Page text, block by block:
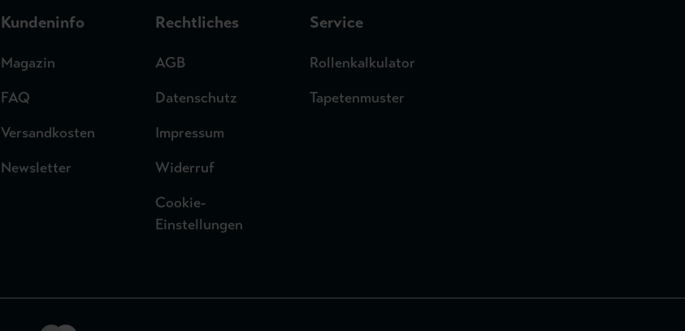
Kundeninfo
Magazin
FAQ
Versandkosten
Newsletter
Rechtliches
AGB
Datenschutz
Impressum
Widerruf
Cookie-
Einstellungen
Service
Rollenkalkulator
Tapetenmuster